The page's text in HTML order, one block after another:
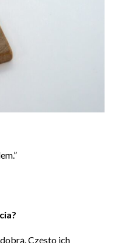
Często ich